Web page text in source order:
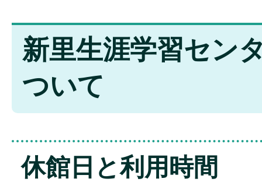
新里生涯学習セン
ついて
休館日と利用時間